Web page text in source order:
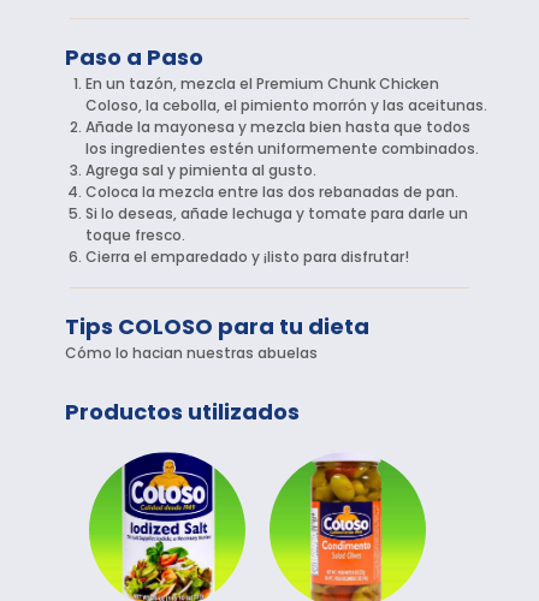
Paso a Paso
En un tazón, mezcla el Premium Chunk Chicken
Coloso, la cebolla, el pimiento morrón y las aceitunas.
Añade la mayonesa y mezcla bien hasta que todos
los ingredientes estén uniformemente combinados.
Agrega sal y pimienta al gusto.
Coloca la mezcla entre las dos rebanadas de pan.
Si lo deseas, añade lechuga y tomate para darle un
toque fresco.
Cierra el emparedado y ¡listo para disfrutar!
Tips COLOSO para tu dieta
Cómo lo hacian nuestras abuelas
Productos utilizados